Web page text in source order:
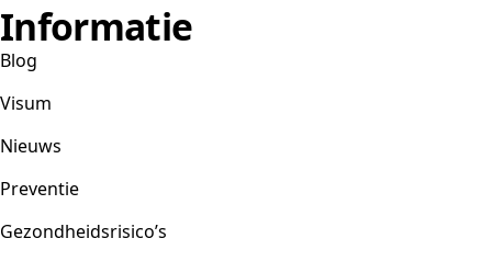
Informatie
Blog
Visum
Nieuws
Preventie
Gezondheidsrisico’s